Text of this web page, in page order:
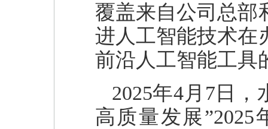
覆盖来自公司总部
进人工智能技术在
前沿人工智能工具
2025年4月7日
高质量发展